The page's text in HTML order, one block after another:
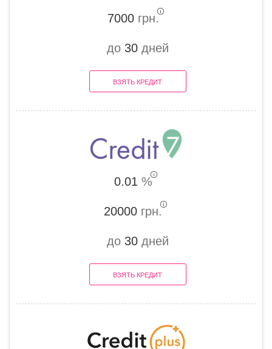
7000грн.
до 30дней
ВЗЯТЬ КРЕДИТ
0.01 %
20000 грн.
до 30дней
ВЗЯТЬ КРЕДИТ